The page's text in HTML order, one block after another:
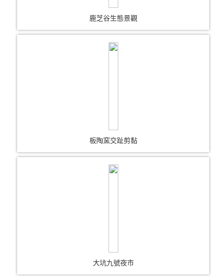
鹿芝谷生態景觀
板陶窯交趾剪黏
大坑九號夜市